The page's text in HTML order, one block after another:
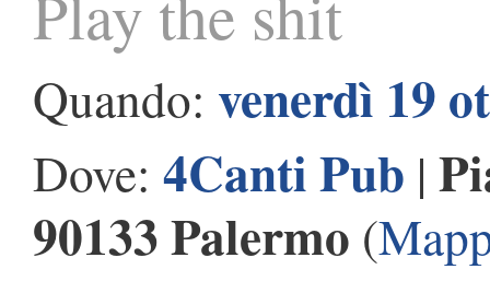
Quando: venerdì 19
Dove: 4Canti Pub |
90133 Palermo (